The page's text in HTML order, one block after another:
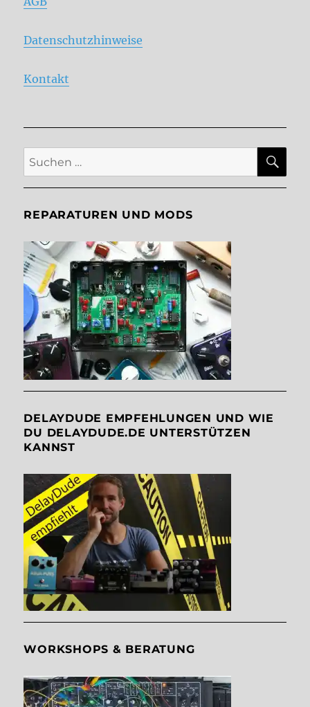
Datenschutzhinweise
Kontakt
Suche
nach:
REPARATUREN UND MODS
DELAYDUDE EMPFEHLUNGEN UND WIE
DU DELAYDUDE.DE UNTERSTÜTZEN
KANNST
WORKSHOPS & BERATUNG